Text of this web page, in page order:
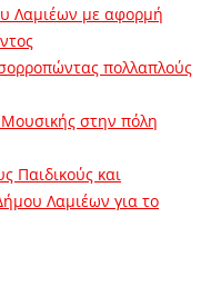
Λαμιέων με αφορμή
πολλαπλούς
Μουσικής στην πόλη
Παιδικούς και
Λαμιέων για το